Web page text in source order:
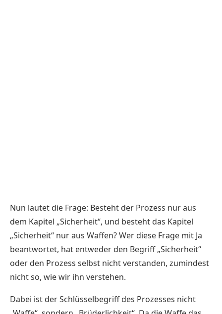
Nun lautet die Frage: Besteht der Prozess nur aus
dem Kapitel „Sicherheit“, und besteht das Kapitel
„Sicherheit“ nur aus Waffen? Wer diese Frage mit Ja
beantwortet, hat entweder den Begriff „Sicherheit“
oder den Prozess selbst nicht verstanden, zumindest
nicht so, wie wir ihn verstehen.
Dabei ist der Schlüsselbegriff des Prozesses nicht